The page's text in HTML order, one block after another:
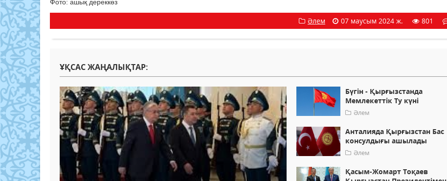
Фото: ашық дереккөз
Әлем 07 маусым 2024 ж. 801
ҰҚСАС ЖАҢАЛЫҚТАР:
Бүгін - Қырғызстанда
Мемлекеттік Ту күні
Әлем
Анталияда Қырғызстан Бас
консулдығы ашылады
Әлем
Қасым-Жомарт Тоқаев